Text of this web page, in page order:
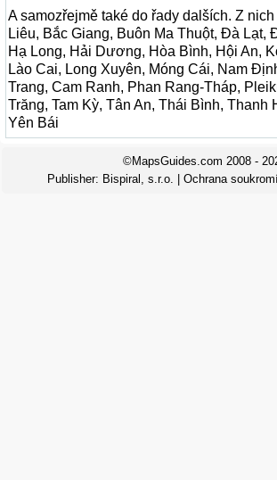
A samozřejmě také do řady dalších. Z
Liêu, Bắc Giang, Buôn Ma Thuột, Đà Lạt,
Hạ Long, Hải Dương, Hòa Bình, Hội An,
Lào Cai, Long Xuyên, Móng Cái, Nam
Trang, Cam Ranh, Phan Rang-Tháp,
Trăng, Tam Kỳ, Tân An, Thái Bình, Thanh
Yên Bái
©MapsGuides.com 2008 -
Publisher: Bispiral, s.r.o. Ochrana